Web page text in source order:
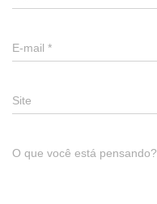
E-mail *
Site
O que você está pensando?